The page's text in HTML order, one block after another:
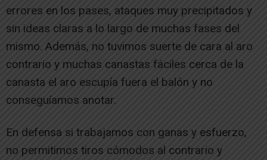
errores en los pases, ataques muy precipitados y
sin ideas claras a lo largo de muchas fases del
mismo. Además, no tuvimos suerte de cara al aro
contrario y muchas canastas fáciles cerca de la
canasta el aro escupía fuera el balón y no
conseguíamos anotar.
En defensa si trabajamos con ganas y esfuerzo,
no permitimos tiros cómodos al contrario y